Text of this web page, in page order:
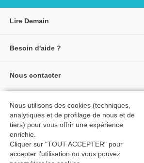
Lire Demain
Créer un compte
★ Avis clients vérifiés
Besoin d'aide ?
Livraisons et retours
Tarifs négociés
Comment passer commande
Mon compte
Nous contacter
Formulaire de contact
Siège social
Tous nos livres
Livres petite enfance
Livres maternelle
Livres élémentaire
© 2026 - LIRE DEMAIN
C.G.U | C.G.V | Plan du site
Nous utilisons des cookies (techniques,
analytiques et de profilage de nous et de
tiers) pour vous offrir une expérience
enrichie.
Cliquer sur "TOUT ACCEPTER" pour
accepter l'utilisation ou vous pouvez